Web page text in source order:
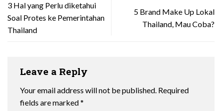
3 Hal yang Perlu diketahui
Soal Protes ke Pemerintahan
Thailand
5 Brand Make Up Lokal
Thailand, Mau Coba?
Leave a Reply
Your email address will not be published. Required
fields are marked*